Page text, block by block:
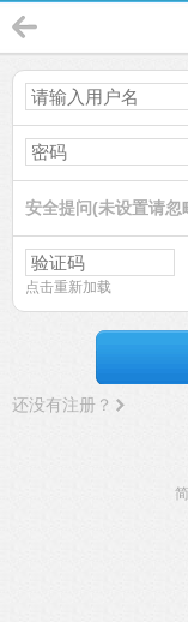
安全提问(未设置请忽
点击重新加载
还没有注册？